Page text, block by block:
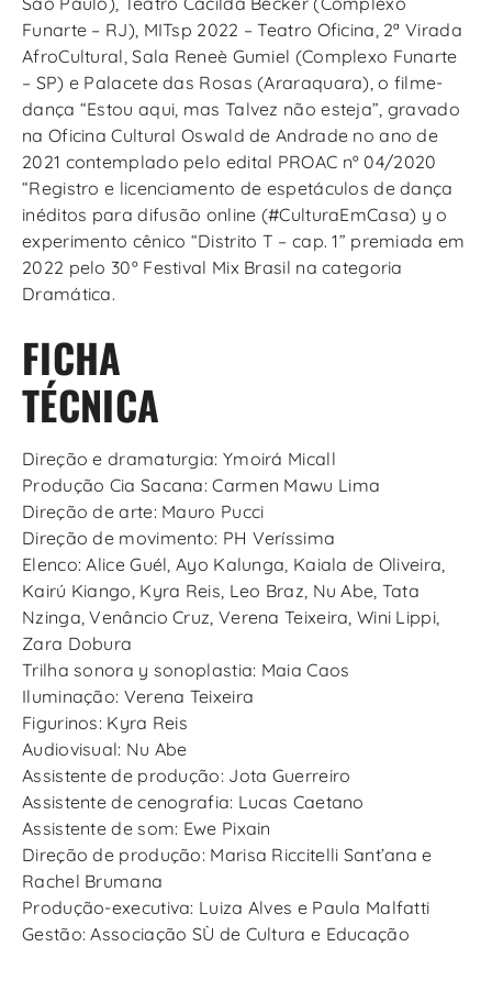
Funarte – RJ), MITsp 2022 – Teatro Oficina, 2ª Virada
AfroCultural, Sala Reneè Gumiel (Complexo Funarte
– SP) e Palacete das Rosas (Araraquara), o filme-
dança “Estou aqui, mas Talvez não esteja”, gravado
na Oficina Cultural Oswald de Andrade no ano de
2021 contemplado pelo edital PROAC nº 04/2020
“Registro e licenciamento de espetáculos de dança
inéditos para difusão online (#CulturaEmCasa) y o
experimento cênico “Distrito T – cap. 1” premiada em
2022 pelo 30º Festival Mix Brasil na categoria
Dramática.
FICHA
TÉCNICA
Direção e dramaturgia: Ymoirá Micall
Produção Cia Sacana: Carmen Mawu Lima
Direção de arte: Mauro Pucci
Direção de movimento: PH Veríssima
Elenco: Alice Guél, Ayo Kalunga, Kaiala de Oliveira,
Kairú Kiango, Kyra Reis, Leo Braz, Nu Abe, Tata
Nzinga, Venâncio Cruz, Verena Teixeira, Wini Lippi,
Zara Dobura
Trilha sonora y sonoplastia: Maia Caos
Iluminação: Verena Teixeira
Figurinos: Kyra Reis
Audiovisual: Nu Abe
Assistente de produção: Jota Guerreiro
Assistente de cenografia: Lucas Caetano
Assistente de som: Ewe Pixain
Direção de produção: Marisa Riccitelli Sant’ana e
Rachel Brumana
Produção-executiva: Luiza Alves e Paula Malfatti
Gestão: Associação SÙ de Cultura e Educação